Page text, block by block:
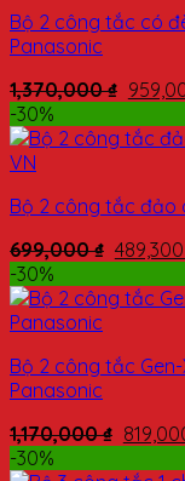
Bộ 2 công tắc có
Panasonic
1,370,000₫
-30%
Bộ 2 công tắc đảo
699,000₫ 489,300
-30%
Bộ 2 công tắc Gen-
Panasonic
1,170,000₫
-30%